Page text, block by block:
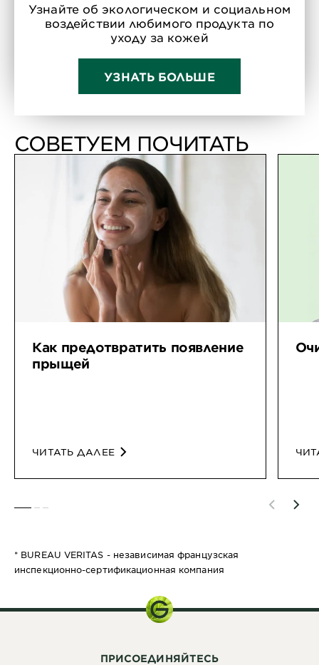
Узнайте об экологическом и социальном
воздействии любимого продукта по
уходу за кожей
УЗНАТЬ БОЛЬШЕ
СОВЕТУЕМ ПОЧИТАТЬ
Как предотвратить появление
прыщей
ЧИТАТЬ ДАЛЕЕ
* BUREAU VERITAS - независимая французская
инспекционно-сертификационная компания
ПРИСОЕДИНЯЙТЕСЬ